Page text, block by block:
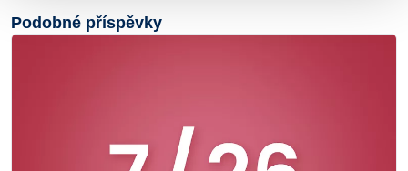
Podobné příspěvky